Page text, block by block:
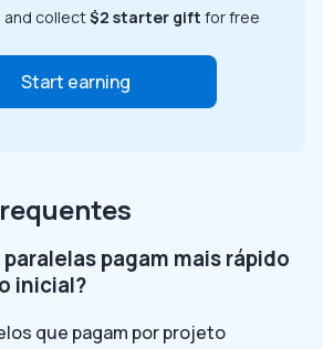
and collect$2 starter gift for free
Start earning
pagam mais rápido
inicial?
que pagam por projeto